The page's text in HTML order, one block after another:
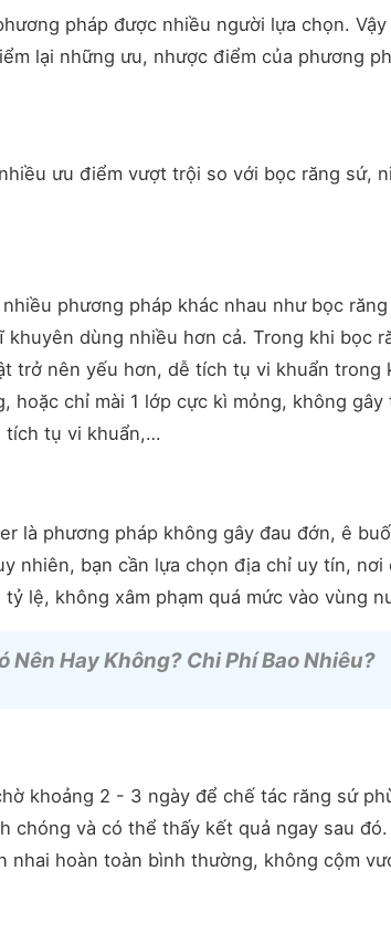
pháp được nhiều người lựa chọn.
lại những ưu, nhược điểm của phương
ưu điểm vượt trội so với bọc răng sứ,
phương pháp khác nhau như bọc
dùng nhiều hơn cả. Trong khi bọc
trở nên yếu hơn, dễ tích tụ vi khuẩn trong
hoặc chỉ mài 1 lớp cực kì mỏng, không gây
tích tụ vi khuẩn,…
là phương pháp không gây đau đớn, ê
nhiên, bạn cần lựa chọn địa chỉ uy tín, nơi
lệ, không xâm phạm quá mức vào vùng
Nên Hay Không? Chi Phí Bao Nhiêu?
khoảng 2 - 3 ngày để chế tác răng sứ
chóng và có thể thấy kết quả ngay sau đó.
nhai hoàn toàn bình thường, không cộm